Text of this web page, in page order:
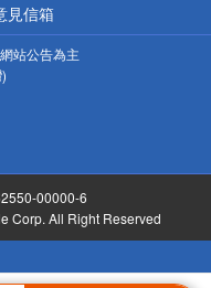
見信箱
站公告為主
00000-6
Corp. All Right Reserved